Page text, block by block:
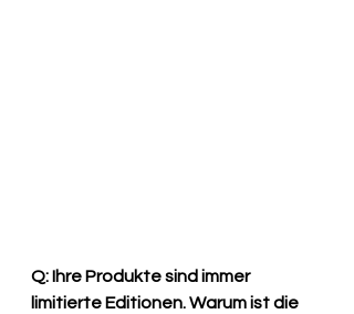
Q: Ihre Produkte sind immer
limitierte Editionen. Warum ist die